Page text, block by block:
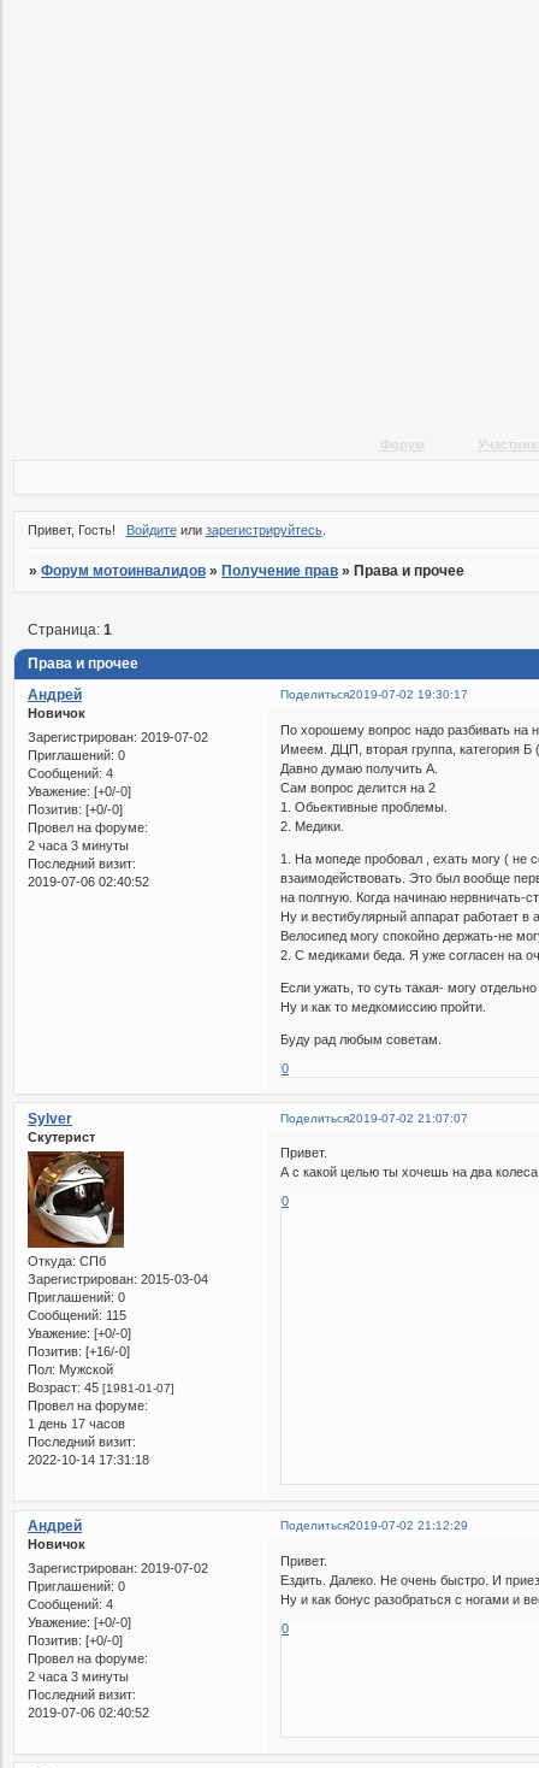
Форум
Привет, Гость! Войдитеили зарегистрируйтесь.
»Форум мотоинвалидов » Получение прав » Права и прочее
Права и прочее
Страница:1
Поделиться2019-07-02 19:30:17
Андрей
Новичок
Зарегистрирован: 2019-07-02
Приглашений: 0
Сообщений: 4
Уважение: [+0/-0]
Позитив: [+0/-0]
Провел на форуме:
2 часа 3 минуты
Последний визит:
2019-07-06 02:40:52
По хорошему вопрос надо разбивать на
Имеем. ДЦП, вторая группа, категория Б
Давно думаю получить А.
Сам вопрос делится на 2
1. Обьективные проблемы.
2. Медики.
1. На мопеде пробовал , ехать могу ( не
взаимодействовать. Это был вообще
на полгную. Когда начинаю нервничать-
Ну и вестибулярный аппарат работает
Велосипед могу спокойно держать-не
2. С медиками беда. Я уже согласен на
Если ужать, то суть такая- могу
Ну и как то медкомиссию пройти.
Буду рад любым советам.
0
Поделиться2019-07-02 21:07:07
Sylver
Скутерист
Откуда: СПб
Зарегистрирован: 2015-03-04
Приглашений: 0
Сообщений: 115
Уважение: [+0/-0]
Позитив: [+16/-0]
Пол: Мужской
Возраст: 45 [1981-01-07]
Провел на форуме:
1 день 17 часов
Последний визит:
2022-10-14 17:31:18
Привет.
А с какой целью ты хочешь на два колеса
0
Поделиться2019-07-02 21:12:29
Андрей
Новичок
Зарегистрирован: 2019-07-02
Приглашений: 0
Сообщений: 4
Уважение: [+0/-0]
Позитив: [+0/-0]
Провел на форуме:
2 часа 3 минуты
Последний визит:
2019-07-06 02:40:52
Привет.
Ездить. Далеко. Не очень быстро. И
Ну и как бонус разобраться с ногами и
0